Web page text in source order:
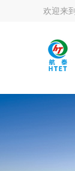
欢迎来到